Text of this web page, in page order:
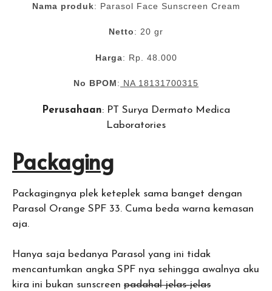
Nama produk: Parasol Face Sunscreen Cream
Netto: 20 gr
Harga: Rp. 48.000
No BPOM: NA 18131700315
Perusahaan: PT Surya Dermato Medica
Laboratories
Packaging
Packagingnya plek keteplek sama banget dengan
Parasol Orange SPF 33. Cuma beda warna kemasan
aja.
Hanya saja bedanya Parasol yang ini tidak
mencantumkan angka SPF nya sehingga awalnya aku
kira ini bukan sunscreen padahal jelas-jelas